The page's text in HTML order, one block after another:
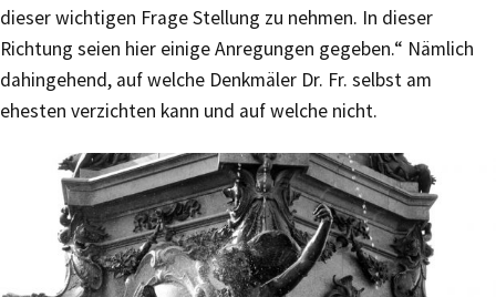
dieser wichtigen Frage Stellung zu nehmen. In dieser
Richtung seien hier einige Anregungen gegeben.“ Nämlich
dahingehend, auf welche Denkmäler Dr. Fr. selbst am
ehesten verzichten kann und auf welche nicht.